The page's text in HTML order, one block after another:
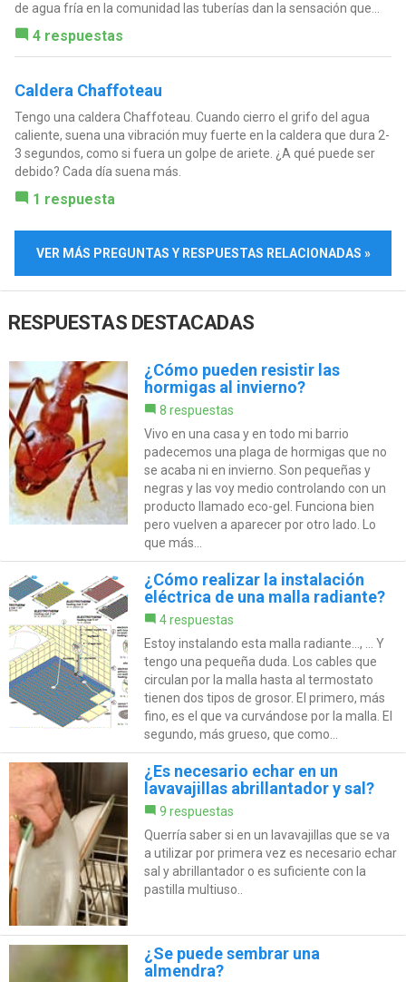
de agua fría en la comunidad las tuberías dan la sensación que...
4 respuestas
Caldera Chaffoteau
Tengo una caldera Chaffoteau. Cuando cierro el grifo del agua
caliente, suena una vibración muy fuerte en la caldera que dura 2-
3 segundos, como si fuera un golpe de ariete. ¿A qué puede ser
debido? Cada día suena más.
1 respuesta
VER MÁS PREGUNTAS Y RESPUESTAS RELACIONADAS »
RESPUESTAS DESTACADAS
¿Cómo pueden resistir las
hormigas al invierno?
8 respuestas
Vivo en una casa y en todo mi barrio
padecemos una plaga de hormigas que no
se acaba ni en invierno. Son pequeñas y
negras y las voy medio controlando con un
producto llamado eco-gel. Funciona bien
pero vuelven a aparecer por otro lado. Lo
que más...
¿Cómo realizar la instalación
eléctrica de una malla radiante?
4 respuestas
Estoy instalando esta malla radiante..., ... Y
tengo una pequeña duda. Los cables que
circulan por la malla hasta al termostato
tienen dos tipos de grosor. El primero, más
fino, es el que va curvándose por la malla. El
segundo, más grueso, que como...
¿Es necesario echar en un
lavavajillas abrillantador y sal?
9 respuestas
Querría saber si en un lavavajillas que se va
a utilizar por primera vez es necesario echar
sal y abrillantador o es suficiente con la
pastilla multiuso..
¿Se puede sembrar una
almendra?